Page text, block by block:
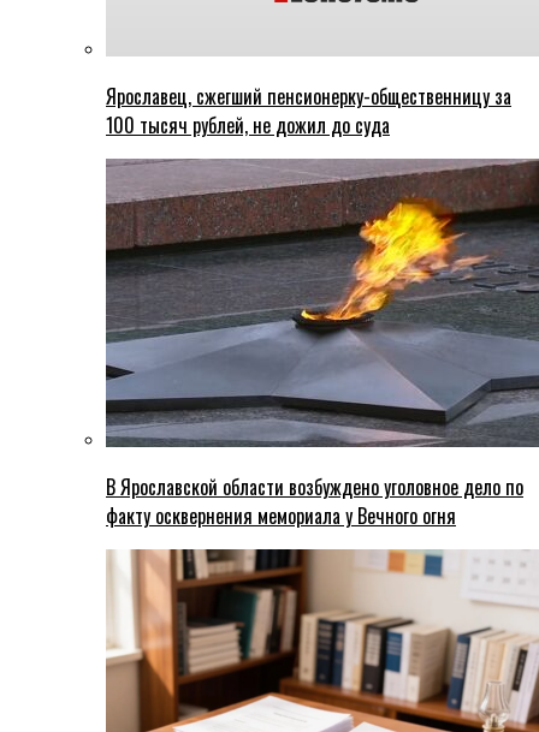
Ярославец, сжегший пенсионерку-общественницу за
100 тысяч рублей, не дожил до суда
В Ярославской области возбуждено уголовное дело по
факту осквернения мемориала у Вечного огня